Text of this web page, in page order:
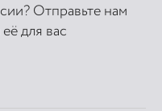
Отправьте нам
для вас